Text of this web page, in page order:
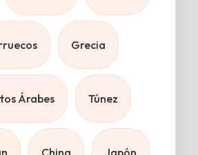
Grecia
Árabes Túnez